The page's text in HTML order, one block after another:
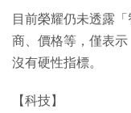
目前榮耀仍未透露
商、價格等，僅表
沒有硬性指標。
【科技】